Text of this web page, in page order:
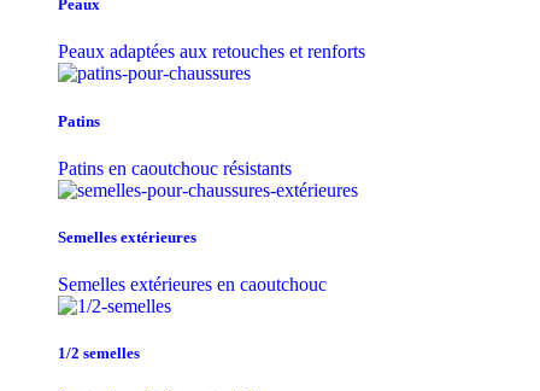
Peaux
Peaux adaptées aux retouches et renforts
Patins
Patins en caoutchouc résistants
Semelles extérieures
Semelles extérieures en caoutchouc
1/2 semelles